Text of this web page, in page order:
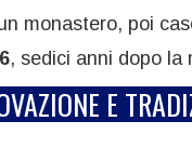
monastero, poi
, sedici anni dopo la
E